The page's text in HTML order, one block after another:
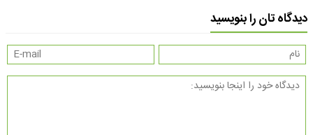
دیدگاه تان را بنویسید